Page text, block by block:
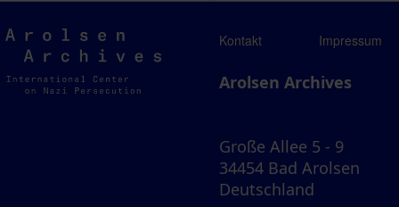
Arolsen
Archives
Kontakt Impressum
Arolsen Archives
Große Allee 5 - 9
34454 Bad Arolsen
Deutschland